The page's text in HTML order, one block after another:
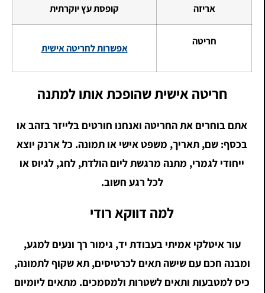
אריזה קופסת עץ יוקרתית
חריטה
אפשרות לחריטה אישית
חריטה אישית שהופכת אותו למתנה
אתם בוחרים את החריטה ואנחנו חורטים בלייזר בזהב או
בכסף: שם, תאריך, משפט אישי או תמונה. כל ארנק יוצא
ייחודי לגמרי, מתנה מרגשת ליום הולדת, לחג, לגיוס או
לכל רגע חשוב.
למה דווקא רודי
עור איטלקי אמיתי בעבודת יד, גימור רך ונעים למגע,
ומבנה חכם עם שישה תאים לכרטיסים, תא שקוף לתמונה,
כיס למטבעות ותאים לשטרות ולמסמכים. מתאים ליומיום